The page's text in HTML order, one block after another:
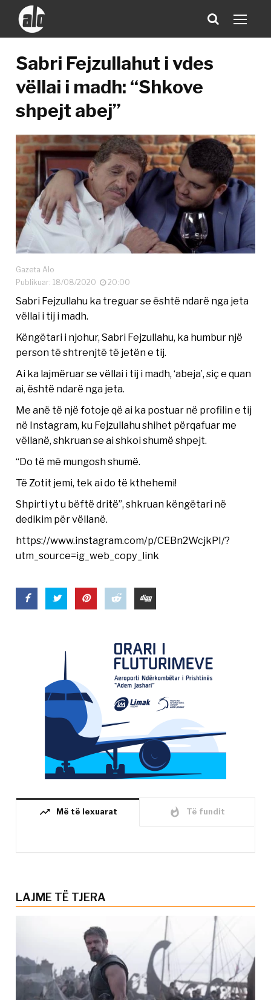
Sabri Fejzullahut i vdes
vëllai i madh: “Shkove
shpejt abej”
Gazeta Alo
Publikuar: 18/08/2020
20:00
Sabri Fejzullahu ka treguar se është ndarë nga jeta
vëllai i tij i madh.
Këngëtari i njohur, Sabri Fejzullahu, ka humbur një
person të shtrenjtë të jetën e tij.
Ai ka lajmëruar se vëllai i tij i madh, ‘abeja’, siç e quan
ai, është ndarë nga jeta.
Me anë të një fotoje që ai ka postuar në profilin e tij
në Instagram, ku Fejzullahu shihet përqafuar me
vëllanë, shkruan se ai shkoi shumë shpejt.
“Do të më mungosh shumë.
Të Zotit jemi, tek ai do të kthehemi!
Shpirti yt u bëftë dritë”, shkruan këngëtari në
dedikim për vëllanë.
https://www.instagram.com/p/CEBn2WcjkPI/?
utm_source=ig_web_copy_link
trending_up Më të lexuarat whatshot Të fundit
LAJME TË TJERA